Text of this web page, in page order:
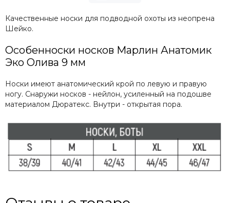
Качественные носки для подводной охоты из неопрена
Шейко.
Особенноски носков Марлин Анатомик
Эко Олива 9 мм
Носки имеют анатомический крой по левую и правую
ногу. Снаружи носков - нейлон, усиленный на подошве
материалом Дюратекс. Внутри - открытая пора.